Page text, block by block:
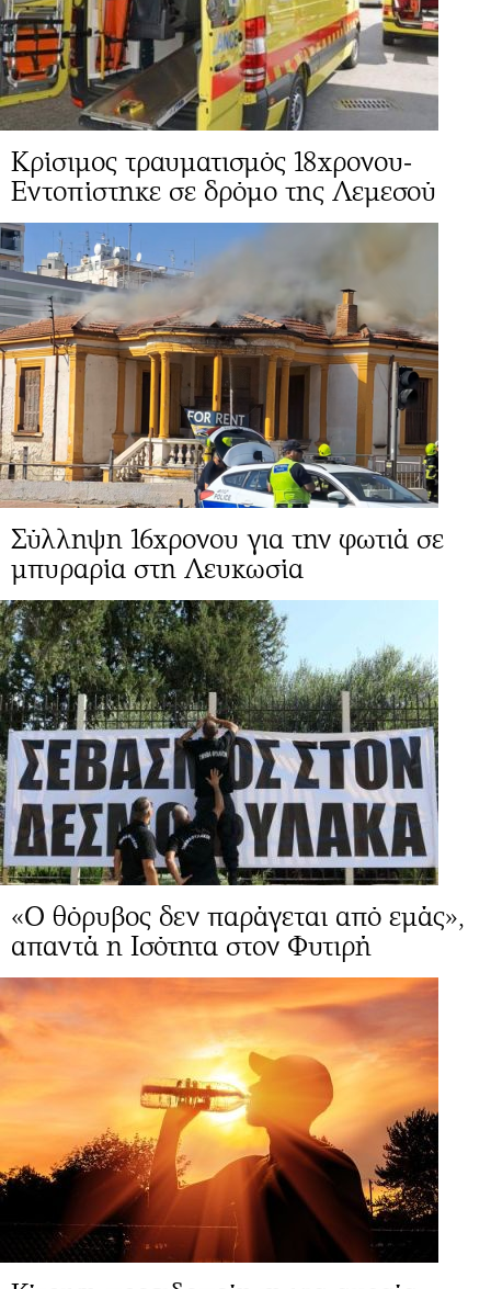
Κρίσιμος τραυματισμός 18χρονου-
Εντοπίστηκε σε δρόμο της Λεμεσού
Σύλληψη 16χρονου για την φωτιά σε
μπυραρία στη Λευκωσία
«Ο θόρυβος δεν παράγεται από εμάς»,
απαντά η Ισότητα στον Φυτιρή